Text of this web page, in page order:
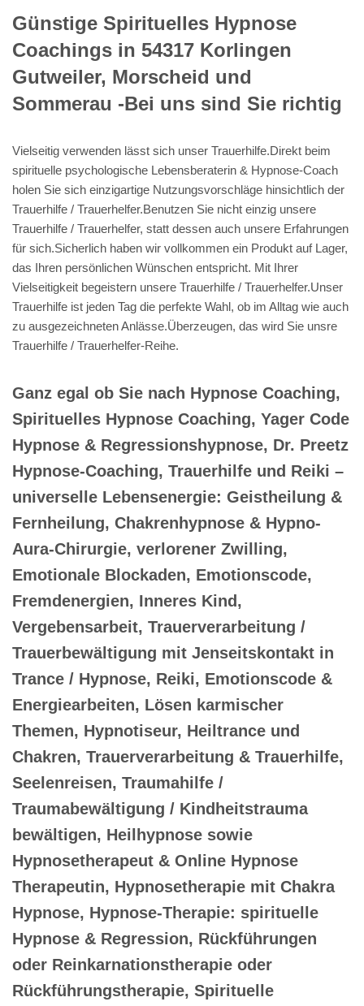
Günstige Spirituelles Hypnose
Coachings in 54317 Korlingen
Gutweiler, Morscheid und
Sommerau -Bei uns sind Sie richtig
Vielseitig verwenden lässt sich unser Trauerhilfe.Direkt beim
spirituelle psychologische Lebensberaterin & Hypnose-Coach
holen Sie sich einzigartige Nutzungsvorschläge hinsichtlich der
Trauerhilfe / Trauerhelfer.Benutzen Sie nicht einzig unsere
Trauerhilfe / Trauerhelfer, statt dessen auch unsere Erfahrungen
für sich.Sicherlich haben wir vollkommen ein Produkt auf Lager,
das Ihren persönlichen Wünschen entspricht. Mit Ihrer
Vielseitigkeit begeistern unsere Trauerhilfe / Trauerhelfer.Unser
Trauerhilfe ist jeden Tag die perfekte Wahl, ob im Alltag wie auch
zu ausgezeichneten Anlässe.Überzeugen, das wird Sie unsre
Trauerhilfe / Trauerhelfer-Reihe.
Ganz egal ob Sie nach Hypnose Coaching,
Spirituelles Hypnose Coaching, Yager Code
Hypnose & Regressionshypnose, Dr. Preetz
Hypnose-Coaching, Trauerhilfe und Reiki –
universelle Lebensenergie: Geistheilung &
Fernheilung, Chakrenhypnose & Hypno-
Aura-Chirurgie, verlorener Zwilling,
Emotionale Blockaden, Emotionscode,
Fremdenergien, Inneres Kind,
Vergebensarbeit, Trauerverarbeitung /
Trauerbewältigung mit Jenseitskontakt in
Trance / Hypnose, Reiki, Emotionscode &
Energiearbeiten, Lösen karmischer
Themen, Hypnotiseur, Heiltrance und
Chakren, Trauerverarbeitung & Trauerhilfe,
Seelenreisen, Traumahilfe /
Traumabewältigung / Kindheitstrauma
bewältigen, Heilhypnose sowie
Hypnosetherapeut & Online Hypnose
Therapeutin, Hypnosetherapie mit Chakra
Hypnose, Hypnose-Therapie: spirituelle
Hypnose & Regression, Rückführungen
oder Reinkarnationstherapie oder
Rückführungstherapie, Spirituelle